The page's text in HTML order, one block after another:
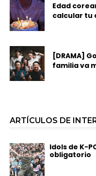
Edad
calcular tu
[DRAMA]
familia va
ARTÍCULOS DE
Idols de K-
obligatorio